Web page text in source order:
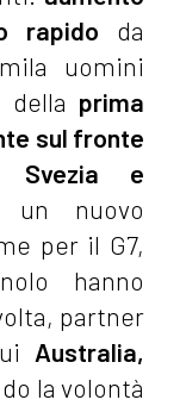
rapido da
uomini
della prima
sul fronte
e
nuovo
per il G7,
hanno
partner
Australia,
la volontà